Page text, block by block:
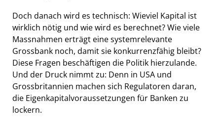
Doch danach wird es technisch: Wieviel Kapital ist
wirklich nötig und wie wird es berechnet? Wie viele
Massnahmen erträgt eine systemrelevante
Grossbank noch, damit sie konkurrenzfähig bleibt?
Diese Fragen beschäftigen die Politik hierzulande.
Und der Druck nimmt zu: Denn in USA und
Grossbritannien machen sich Regulatoren daran,
die Eigenkapitalvoraussetzungen für Banken zu
lockern.